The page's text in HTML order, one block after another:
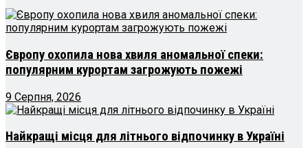
Європу охопила нова хвиля аномальної спеки:
популярним курортам загрожують пожежі
9 Серпня, 2026
Найкращі місця для літнього відпочинку в Україні